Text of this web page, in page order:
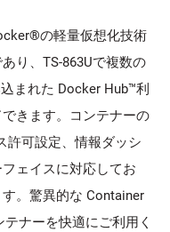
の軽量仮想化技術
り、TS-863Uで複数の
まれた Docker Hub™利
きます。コンテナーの
許可設定、情報ダッシ
ェイスに対応してお
。驚異的な Container
ナーを快適にご利用く